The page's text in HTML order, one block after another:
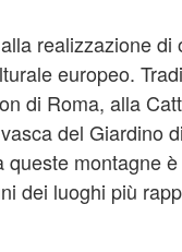
realizzazione
europeo.
di Roma, alla
del Giardino
queste montagne
dei luoghi più